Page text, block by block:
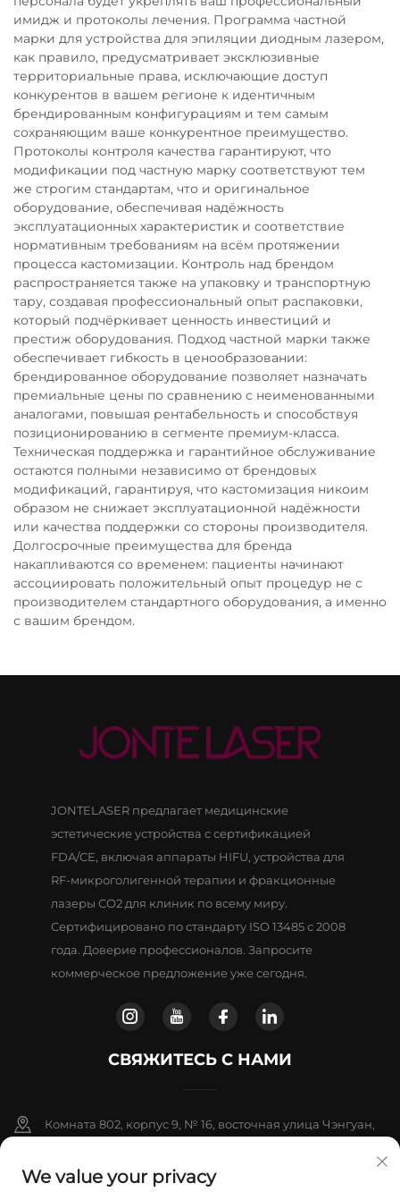
имидж и протоколы лечения. Программа частной
марки для устройства для эпиляции диодным лазером,
как правило, предусматривает эксклюзивные
территориальные права, исключающие доступ
конкурентов в вашем регионе к идентичным
брендированным конфигурациям и тем самым
сохраняющим ваше конкурентное преимущество.
Протоколы контроля качества гарантируют, что
модификации под частную марку соответствуют тем
же строгим стандартам, что и оригинальное
оборудование, обеспечивая надёжность
эксплуатационных характеристик и соответствие
нормативным требованиям на всём протяжении
процесса кастомизации. Контроль над брендом
распространяется также на упаковку и транспортную
тару, создавая профессиональный опыт распаковки,
который подчёркивает ценность инвестиций и
престиж оборудования. Подход частной марки также
обеспечивает гибкость в ценообразовании:
брендированное оборудование позволяет назначать
премиальные цены по сравнению с неименованными
аналогами, повышая рентабельность и способствуя
позиционированию в сегменте премиум-класса.
Техническая поддержка и гарантийное обслуживание
остаются полными независимо от брендовых
модификаций, гарантируя, что кастомизация никоим
образом не снижает эксплуатационной надёжности
или качества поддержки со стороны производителя.
Долгосрочные преимущества для бренда
накапливаются со временем: пациенты начинают
ассоциировать положительный опыт процедур не с
производителем стандартного оборудования, а именно
с вашим брендом.
JONTELASER предлагает медицинские
эстетические устройства с сертификацией
FDA/CE, включая аппараты HIFU, устройства для
RF-микроголигенной терапии и фракционные
лазеры CO2 для клиник по всему миру.
Сертифицировано по стандарту ISO 13485 с 2008
года. Доверие профессионалов. Запросите
коммерческое предложение уже сегодня.
СВЯЖИТЕСЬ С НАМИ
Комната 802, корпус 9, № 16, восточная улица Чэнгуан,
+86-13911459627
We value your privacy